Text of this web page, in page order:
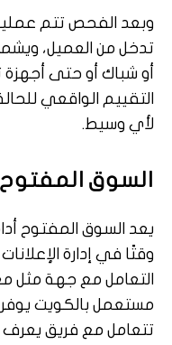
وبعد الفحص تتم
تدخل من العميل،
أو شباك أو حتى أجهزة
التقييم الواقعي
لأي وسيط.
السوق
يعد السوق المفتوح
وقتًا في إدارة
التعامل مع جهة مثل
مستعمل بالكويت
تتعامل مع فريق يعرف